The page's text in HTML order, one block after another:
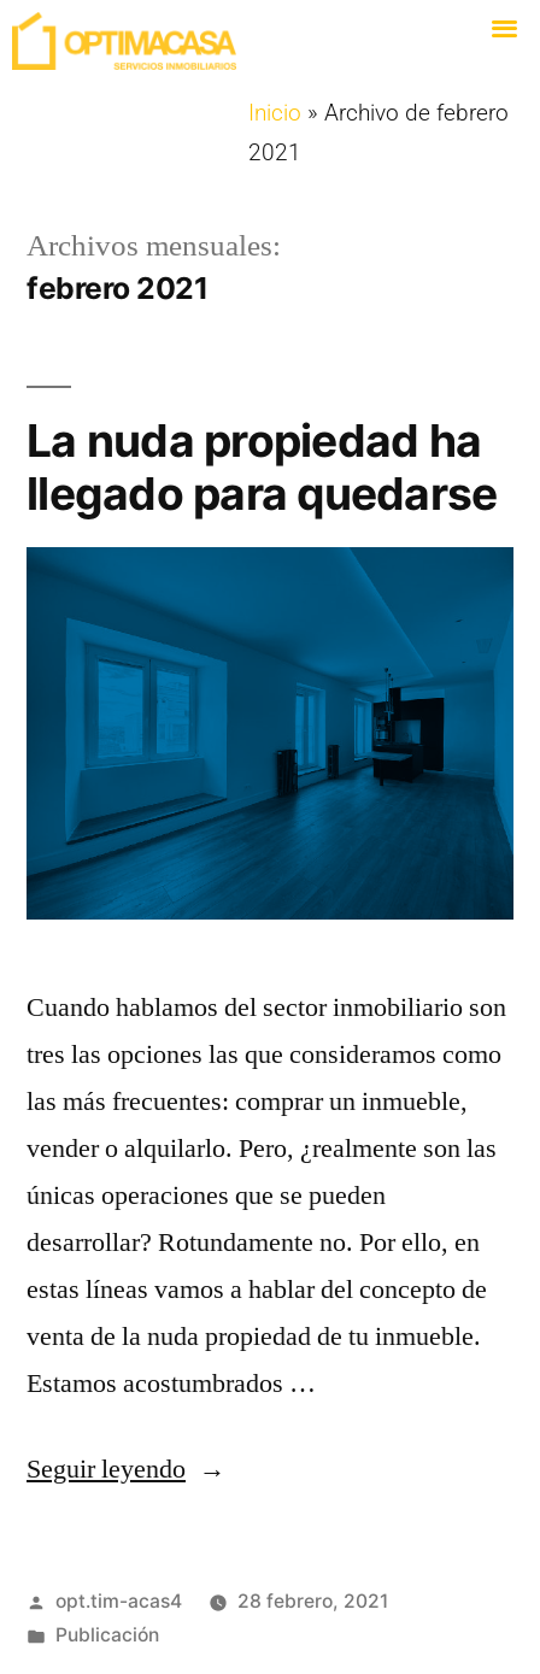
Inicio »Archivo de febrero
2021
Archivos mensuales:
febrero 2021
La nuda propiedad ha
llegado para quedarse
Cuando hablamos del sector inmobiliario son
tres las opciones las que consideramos como
las más frecuentes: comprar un inmueble,
vender o alquilarlo. Pero, ¿realmente son las
únicas operaciones que se pueden
desarrollar? Rotundamente no. Por ello, en
estas líneas vamos a hablar del concepto de
venta de la nuda propiedad de tu inmueble.
Estamos acostumbrados …
Seguir leyendo
opt.tim-acas4
28 febrero, 2021
Publicación